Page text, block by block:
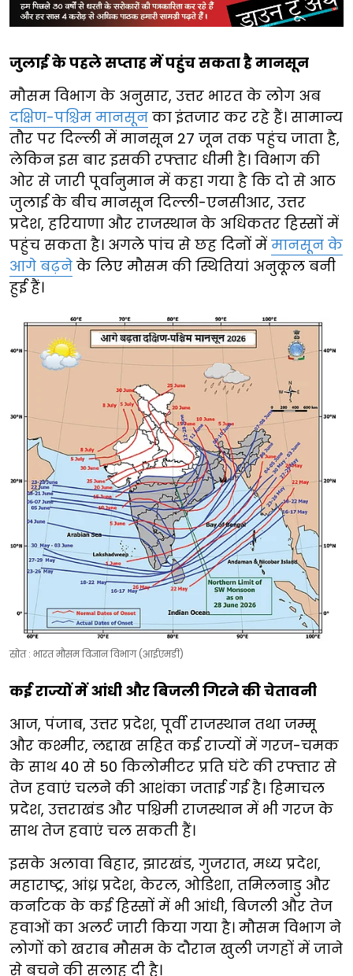
जुलाई के पहले सप्ताह में पहुंच सकता है मानसून
मौसम विभाग के अनुसार, उत्तर भारत के लोग अब
दक्षिण-पश्चिम मानसून का इंतजार कर रहे हैं। सामान्य
तौर पर दिल्ली में मानसून 27 जून तक पहुंच जाता है,
लेकिन इस बार इसकी रफ्तार धीमी है। विभाग की
ओर से जारी पूर्वानुमान में कहा गया है कि दो से आठ
जुलाई के बीच मानसून दिल्ली-एनसीआर, उत्तर
प्रदेश, हरियाणा और राजस्थान के अधिकतर हिस्सों में
पहुंच सकता है। अगले पांच से छह दिनों में मानसून के
आगे बढ़ने के लिए मौसम की स्थितियां अनुकूल बनी
हुई हैं।
स्रोत : भारत मौसम विज्ञान विभाग (आईएमडी)
कई राज्यों में आंधी और बिजली गिरने की चेतावनी
आज, पंजाब, उत्तर प्रदेश, पूर्वी राजस्थान तथा जम्मू
और कश्मीर, लद्दाख सहित कई राज्यों में गरज-चमक
के साथ 40 से 50 किलोमीटर प्रति घंटे की रफ्तार से
तेज हवाएं चलने की आशंका जताई गई है। हिमाचल
प्रदेश, उत्तराखंड और पश्चिमी राजस्थान में भी गरज के
साथ तेज हवाएं चल सकती हैं।
इसके अलावा बिहार, झारखंड, गुजरात, मध्य प्रदेश,
महाराष्ट्र, आंध्र प्रदेश, केरल, ओडिशा, तमिलनाडु और
कर्नाटक के कई हिस्सों में भी आंधी, बिजली और तेज
हवाओं का अलर्ट जारी किया गया है। मौसम विभाग ने
लोगों को खराब मौसम के दौरान खुली जगहों में जाने
से बचने की सलाह दी है।